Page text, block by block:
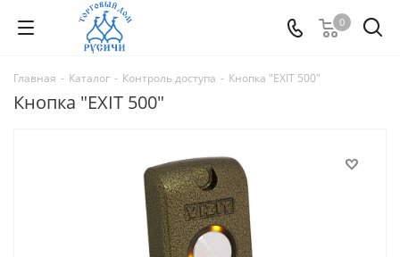
0
Главная - Каталог - Контроль доступа - Кнопка "EXIT 500"
Кнопка "EXIT 500"